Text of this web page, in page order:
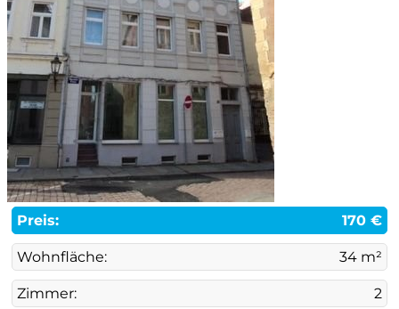
Preis: 170 €
Wohnfläche: 34 m²
Zimmer: 2